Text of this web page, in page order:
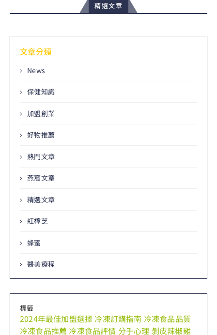
精選文章
文章分類
News
保健知識
加盟創業
好物推薦
熱門文章
燕窩文章
精選文章
紅樟芝
蜂蜜
醫美療程
標籤
2024年最佳加盟選擇 冷凍訂購指南 冷凍食品品質
冷凍食品推薦 冷凍食品評價 分手心理 剝皮辣椒雞